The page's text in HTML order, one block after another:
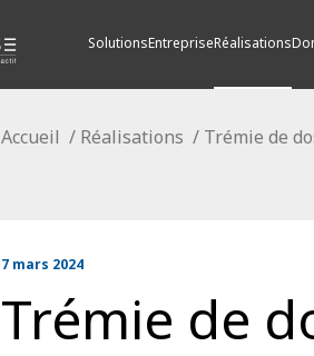
SolutionsEntrepriseRéalisations
Accueil / Réalisations / Trémie de
7 mars 2024
Trémie de